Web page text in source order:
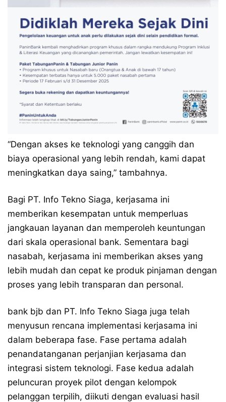
“Dengan akses ke teknologi yang canggih dan
biaya operasional yang lebih rendah, kami dapat
meningkatkan daya saing,” tambahnya.
Bagi PT. Info Tekno Siaga, kerjasama ini
memberikan kesempatan untuk memperluas
jangkauan layanan dan memperoleh keuntungan
dari skala operasional bank. Sementara bagi
nasabah, kerjasama ini memberikan akses yang
lebih mudah dan cepat ke produk pinjaman dengan
proses yang lebih transparan dan personal.
bank bjb dan PT. Info Tekno Siaga juga telah
menyusun rencana implementasi kerjasama ini
dalam beberapa fase. Fase pertama adalah
penandatanganan perjanjian kerjasama dan
integrasi sistem teknologi. Fase kedua adalah
peluncuran proyek pilot dengan kelompok
pelanggan terpilih, diikuti dengan evaluasi hasil